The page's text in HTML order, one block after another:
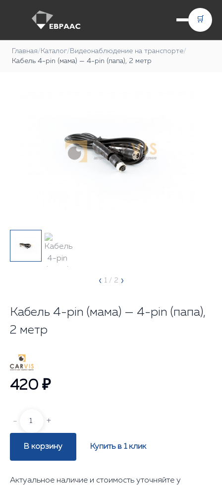
🛒
Главная/ Каталог/ Видеонаблюдение на транспорте/
Кабель 4-pin (мама) — 4-pin (папа), 2 метр
‹ 1 / 2 ›
Кабель 4-pin (мама) — 4-pin (папа),
2 метр
420 ₽
- +
В корзину Купить в 1 клик
Актуальное наличие и стоимость уточняйте у